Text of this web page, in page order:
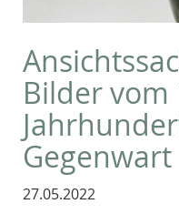
Bilder vom
Gegenwart
27.05.2022